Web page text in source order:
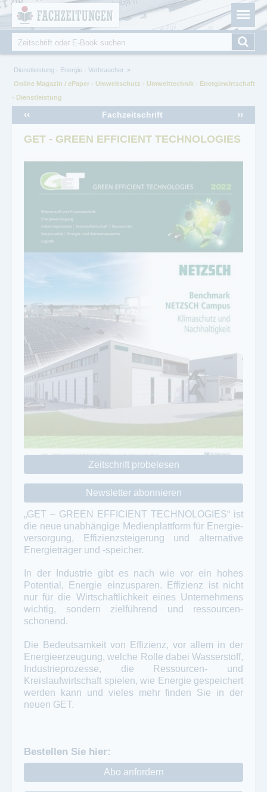
Fachzeitungen.de - Das unabhängige Portal für
Fachmagazine Fachpublikationen & eBooks
Suche
Sie sind hier
Dienstleistung - Energie - Verbraucher
Online Magazin / ePaper - Umweltschutz - Umwelttechnik - Energiewirtschaft
- Dienstleistung
Fachzeitschrift
‹‹ ››
GET - GREEN EFFICIENT TECHNOLOGIES
Zeitschrift probelesen
Newsletter abonnieren
„GET – GREEN EFFICIENT TECHNOLOGIES“ ist
die neue unabhängige Medienplattform für Energie­
versorgung, Effizienzsteigerung und alternative
Energieträger und -speicher.
In der Industrie gibt es nach wie vor ein hohes
Potential, Energie einzusparen. Effizienz ist nicht
nur für die Wirtschaftlichkeit eines Unternehmens
wichtig, sondern zielführend und ressourcen­
schonend.
Die Bedeutsamkeit von Effizienz, vor allem in der
Energieerzeugung, welche Rolle dabei Wasserstoff,
Industrieprozesse, die Ressourcen- und
Kreislaufwirtschaft spielen, wie Energie gespeichert
werden kann und vieles mehr finden Sie in der
neuen GET.
Bestellen Sie hier:
Abo anfordern
Cookie-Einstellungen